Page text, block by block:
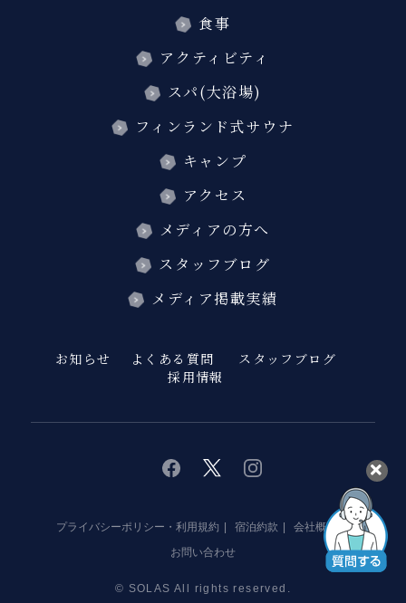
食事
アクティビティ
スパ(大浴場)
フィンランド式サウナ
キャンプ
アクセス
メディアの方へ
スタッフブログ
メディア掲載実績
お知らせ よくある質問
スタッフブログ
採用情報
facebooktwitterinstagram
プライバシーポリシー・利用規約 宿泊約款
会社概要
お問い合わせ
© SOLAS All rights reserved.